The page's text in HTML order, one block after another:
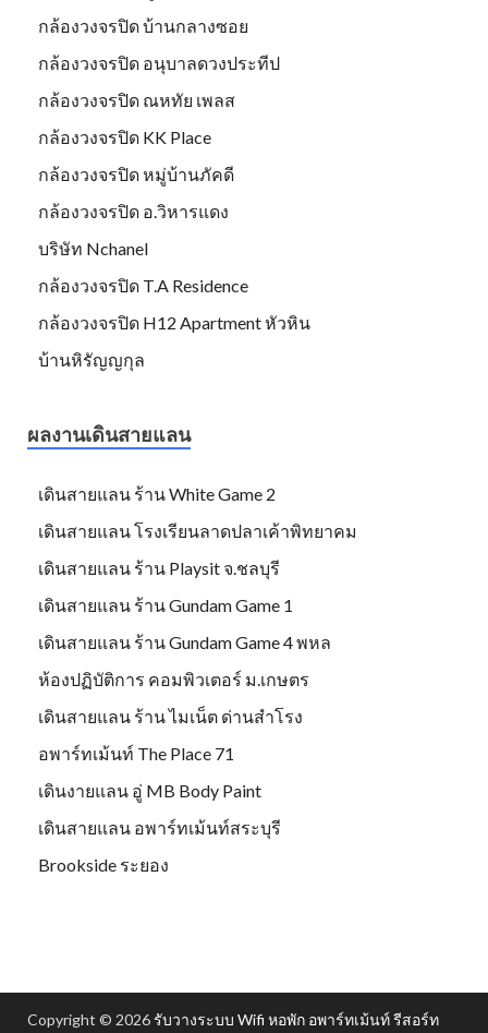
กล้องวงจรปิด บ้านกลางซอย
กล้องวงจรปิด อนุบาลดวงประทีป
กล้องวงจรปิด ณหทัย เพลส
กล้องวงจรปิด KK Place
กล้องวงจรปิด หมู่บ้านภัคดี
กล้องวงจรปิด อ.วิหารแดง
บริษัท Nchanel
กล้องวงจรปิด T.A Residence
กล้องวงจรปิด H12 Apartment หัวหิน
บ้านหิรัญญกุล
ผลงานเดินสายแลน
เดินสายแลน ร้าน White Game 2
เดินสายแลน โรงเรียนลาดปลาเค้าพิทยาคม
เดินสายแลน ร้าน Playsit จ.ชลบุรี
เดินสายแลน ร้าน Gundam Game 1
เดินสายแลน ร้าน Gundam Game 4 พหล
ห้องปฏิบัติการ คอมพิวเตอร์ ม.เกษตร
เดินสายแลน ร้าน ไมเน็ต ด่านสำโรง
อพาร์ทเม้นท์ The Place 71
เดินงายแลน อู่ MB Body Paint
เดินสายแลน อพาร์ทเม้นท์สระบุรี
Brookside ระยอง
Copyright © 2026 รับวางระบบ Wifi หอพัก อพาร์ทเม้นท์ รีสอร์ท